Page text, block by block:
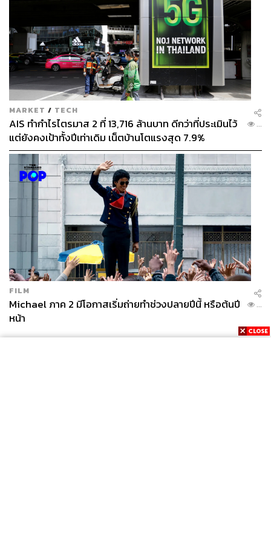
MARKET / TECH
AIS ทำกำไรไตรมาส 2 ที่ 13,716 ล้านบาท ดีกว่าที่ประเมินไว้
แต่ยังคงเป้าทั้งปีเท่าเดิม เน็ตบ้านโตแรงสุด 7.9%
...
FILM
Michael ภาค 2 มีโอกาสเริ่มถ่ายทำช่วงปลายปีนี้ หรือต้นปี
หน้า
...